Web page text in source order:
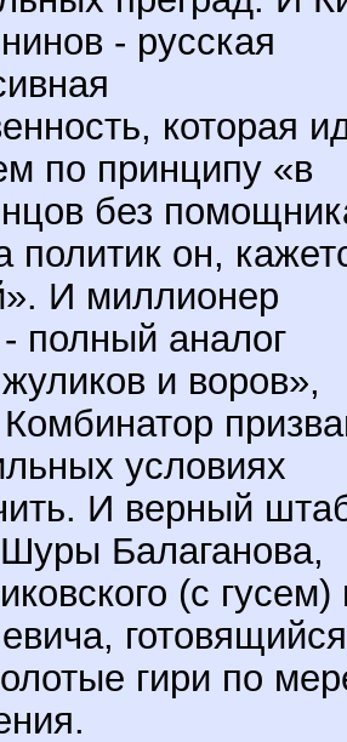
- русская
которая
по принципу «в
без
политик он,
И миллионер
полный аналог
и воров»,
условиях
И верный
Балаганова,
(с гусем)
готовящийся
гири по